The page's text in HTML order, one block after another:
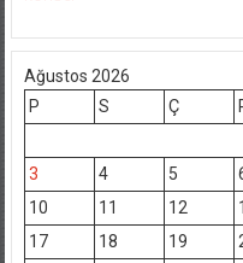
Ağustos 2026
P
S Ç
3
4 5
10
11 12
17
18 19